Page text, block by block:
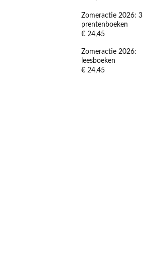
Zomeractie 2026: 3
prentenboeken
€ 24,45
Zomeractie 2026:
leesboeken
€ 24,45